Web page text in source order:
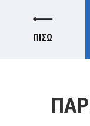
ΠΙΣΩ